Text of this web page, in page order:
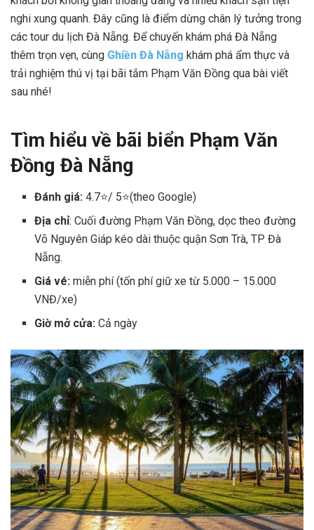
nghi xung quanh. Đây cũng là điểm dừng chân lý tưởng trong
các tour du lịch Đà Nẵng. Để chuyến khám phá Đà Nẵng
thêm trọn vẹn, cùng Ghiền Đà Nẵng khám phá ẩm thực và
trải nghiệm thú vị tại bãi tắm Phạm Văn Đồng qua bài viết
sau nhé!
Tìm hiểu về bãi biển Phạm Văn
Đồng Đà Nẵng
Đánh giá:4.7⭐/ 5⭐(theo Google)
Địa chỉ: Cuối đường Phạm Văn Đồng, dọc theo đường
Võ Nguyên Giáp kéo dài thuộc quận Sơn Trà, TP Đà
Nẵng.
Giá vé:miễn phí (tốn phí giữ xe từ 5.000 – 15.000
VNĐ/xe)
Giờ mở cửa: Cả ngày